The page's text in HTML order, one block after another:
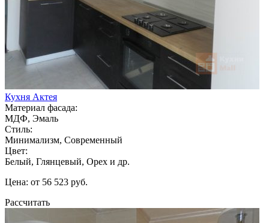
Кухня Актея
Материал фасада:
МДФ, Эмаль
Стиль:
Минимализм, Современный
Цвет:
Белый, Глянцевый, Орех и др.
Цена: от 56 523 руб.
Рассчитать